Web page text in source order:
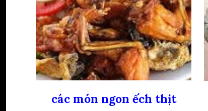
các món ngon ếch thịt